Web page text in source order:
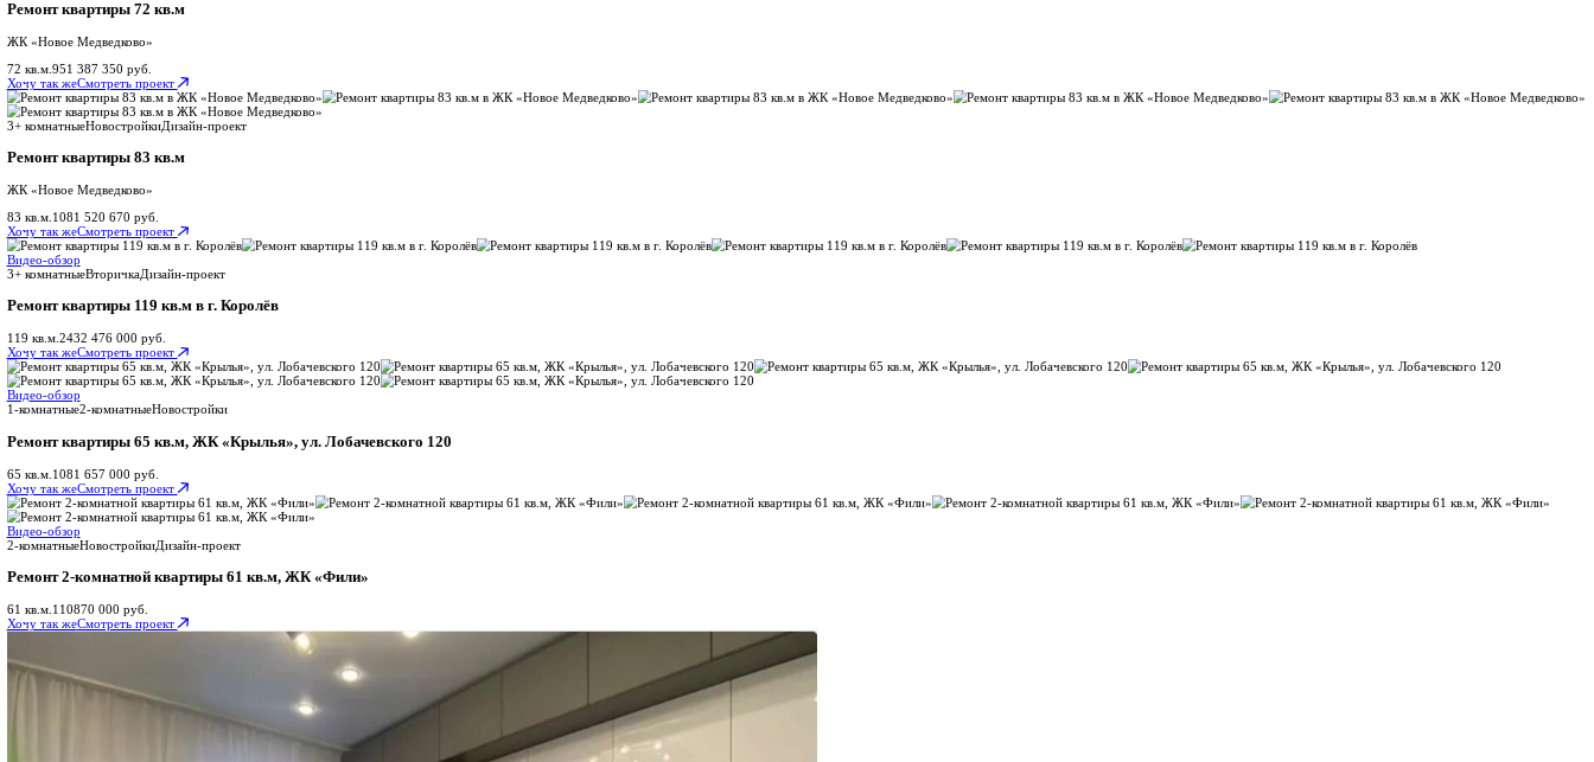
от 4 150 руб/м²
Рассчитать смету
Популярный выбор
Капитальный ремонт
Для квартир во вторичке и новостройках
Сроки от 45 дней
Что входит:
Устройство стяжки пола
Устройство наливных полов
Грунтовка пола и стен
Показать весь список
от 9 850 руб/м²
Рассчитать смету
База под отделку
Черновой ремонт
Сроки от 30 дней
Что входит:
Грунтовка пола и стен
Грунтовка стен (бетоноконтактом)